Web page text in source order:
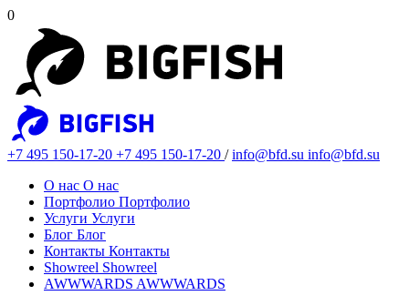
0
+7 495 150-17-20 +7 495 150-17-20 /info@bfd.su info@bfd.su
О нас О нас
Портфолио Портфолио
Услуги Услуги
Блог Блог
Контакты Контакты
Showreel Showreel
AWWWARDS AWWWARDS